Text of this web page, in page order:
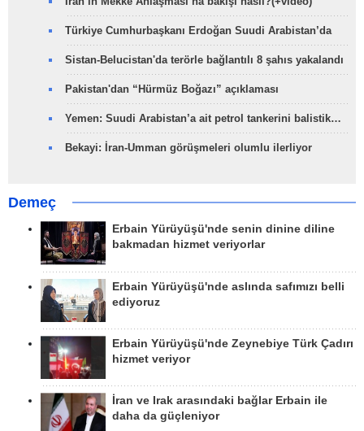
Türkiye Cumhurbaşkanı Erdoğan Suudi Arabistan’da
Sistan-Belucistan'da terörle bağlantılı 8 şahıs yakalandı
Pakistan'dan “Hürmüz Boğazı” açıklaması
Yemen: Suudi Arabistan’a ait petrol tankerini balistik…
Bekayi: İran-Umman görüşmeleri olumlu ilerliyor
Demeç
Erbain Yürüyüşü'nde senin dinine diline
bakmadan hizmet veriyorlar
Erbain Yürüyüşü'nde aslında safımızı belli
ediyoruz
Erbain Yürüyüşü'nde Zeynebiye Türk Çadırı
hizmet veriyor
İran ve Irak arasındaki bağlar Erbain ile
daha da güçleniyor